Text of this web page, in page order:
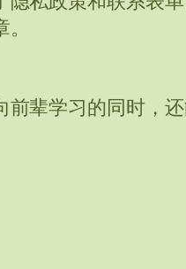
前辈学习的同时，还